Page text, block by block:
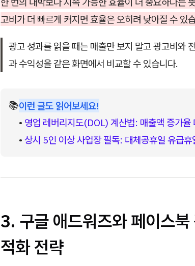
고비가 더 빠르게 커지면 효율은 오히려 낮아질 수 있
광고 성과를 읽을 때는 매출만 보지 말고 광고비와
과 수익성을 같은 화면에서 비교할 수 있습니다.
📚이런 글도 읽어보세요!
• 영업 레버리지도(DOL) 계산법: 매출액 증가율
• 상시 5인 이상 사업장 필독: 대체공휴일 유급
3. 구글 애드워즈와 페이스
적화 전략